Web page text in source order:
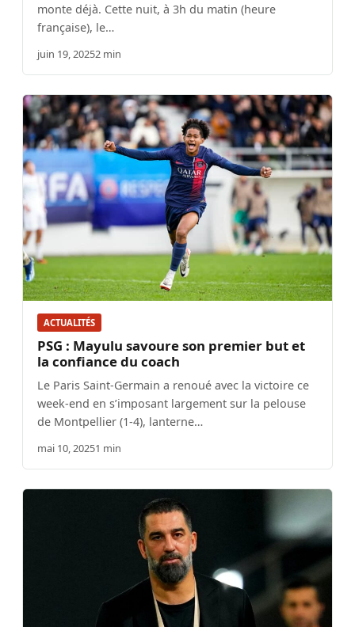
monte déjà. Cette nuit, à 3h du matin (heure
française), le…
juin 19, 20252 min
ACTUALITÉS
PSG : Mayulu savoure son premier but et
la confiance du coach
Le Paris Saint-Germain a renoué avec la victoire ce
week-end en s’imposant largement sur la pelouse
de Montpellier (1-4), lanterne…
mai 10, 20251 min